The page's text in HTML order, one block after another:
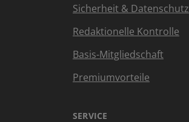
Sicherheit & Datenschutz
Redaktionelle Kontrolle
Basis-Mitgliedschaft
Premiumvorteile
SERVICE